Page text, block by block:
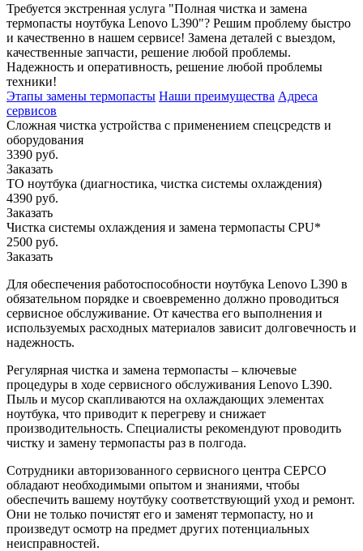
Требуется экстренная услуга "Полная чистка и замена
термопасты ноутбука Lenovo L390"? Решим проблему быстро
и качественно в нашем сервисе! Замена деталей с выездом,
качественные запчасти, решение любой проблемы.
Надежность и оперативность, решение любой проблемы
техники!
Этапы замены термопасты Наши преимущества Адреса
сервисов
Сложная чистка устройства с применением спецсредств и
оборудования
3390 руб.
Заказать
ТО ноутбука (диагностика, чистка системы охлаждения)
4390 руб.
Заказать
Чистка системы охлаждения и замена термопасты CPU*
2500 руб.
Заказать
Для обеспечения работоспособности ноутбука Lenovo L390 в
обязательном порядке и своевременно должно проводиться
сервисное обслуживание. От качества его выполнения и
используемых расходных материалов зависит долговечность и
надежность.
Регулярная чистка и замена термопасты – ключевые
процедуры в ходе сервисного обслуживания Lenovo L390.
Пыль и мусор скапливаются на охлаждающих элементах
ноутбука, что приводит к перегреву и снижает
производительность. Специалисты рекомендуют проводить
чистку и замену термопасты раз в полгода.
Сотрудники авторизованного сервисного центра СЕРСО
обладают необходимыми опытом и знаниями, чтобы
обеспечить вашему ноутбуку соответствующий уход и ремонт.
Они не только почистят его и заменят термопасту, но и
произведут осмотр на предмет других потенциальных
неисправностей.